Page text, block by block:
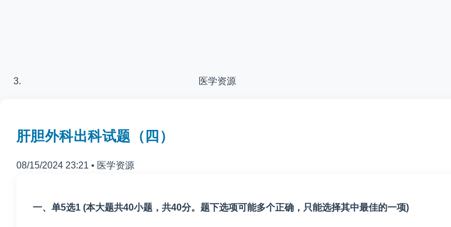
医学资源
肝胆外科出科试题（四）
08/15/2024 23:21 • 医学资源
一、单5选1 (本大题共40小题，共40分。题下选项可能多个正确，只能选择其中最佳的一项)